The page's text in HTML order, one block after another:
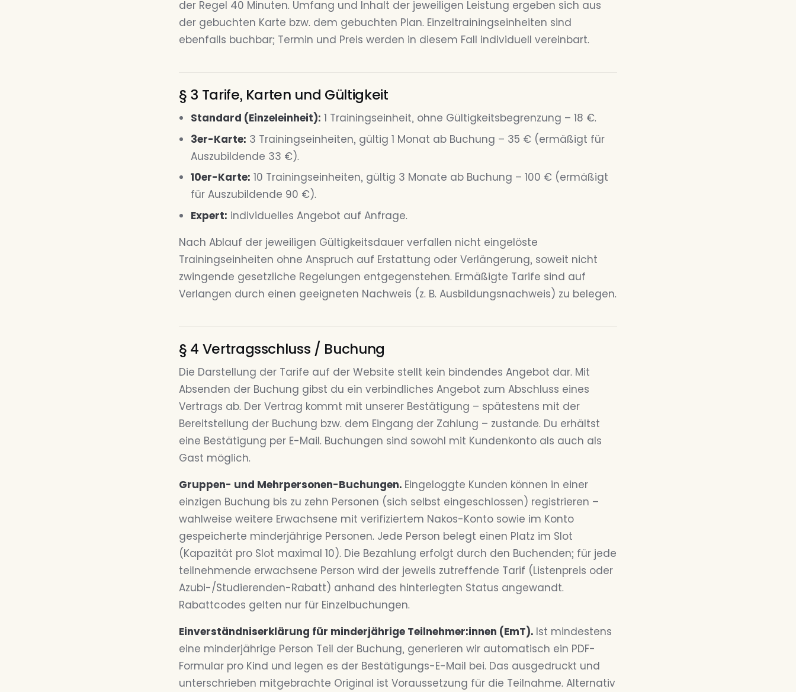
der Regel 40 Minuten. Umfang und Inhalt der jeweiligen Leistung ergeben sich aus
der gebuchten Karte bzw. dem gebuchten Plan. Einzeltrainingseinheiten sind
ebenfalls buchbar; Termin und Preis werden in diesem Fall individuell vereinbart.
§ 3 Tarife, Karten und Gültigkeit
Standard (Einzeleinheit): 1 Trainingseinheit, ohne Gültigkeitsbegrenzung – 18 €.
3er-Karte: 3 Trainingseinheiten, gültig 1 Monat ab Buchung – 35 € (ermäßigt für
Auszubildende 33 €).
10er-Karte: 10 Trainingseinheiten, gültig 3 Monate ab Buchung – 100 € (ermäßigt
für Auszubildende 90 €).
Expert: individuelles Angebot auf Anfrage.
Nach Ablauf der jeweiligen Gültigkeitsdauer verfallen nicht eingelöste
Trainingseinheiten ohne Anspruch auf Erstattung oder Verlängerung, soweit nicht
zwingende gesetzliche Regelungen entgegenstehen. Ermäßigte Tarife sind auf
Verlangen durch einen geeigneten Nachweis (z. B. Ausbildungsnachweis) zu belegen.
§ 4 Vertragsschluss / Buchung
Die Darstellung der Tarife auf der Website stellt kein bindendes Angebot dar. Mit
Absenden der Buchung gibst du ein verbindliches Angebot zum Abschluss eines
Vertrags ab. Der Vertrag kommt mit unserer Bestätigung – spätestens mit der
Bereitstellung der Buchung bzw. dem Eingang der Zahlung – zustande. Du erhältst
eine Bestätigung per E-Mail. Buchungen sind sowohl mit Kundenkonto als auch als
Gast möglich.
Gruppen- und Mehrpersonen-Buchungen. Eingeloggte Kunden können in einer
einzigen Buchung bis zu zehn Personen (sich selbst eingeschlossen) registrieren –
wahlweise weitere Erwachsene mit verifiziertem Nakos-Konto sowie im Konto
gespeicherte minderjährige Personen. Jede Person belegt einen Platz im Slot
(Kapazität pro Slot maximal 10). Die Bezahlung erfolgt durch den Buchenden; für jede
teilnehmende erwachsene Person wird der jeweils zutreffende Tarif (Listenpreis oder
Azubi-/Studierenden-Rabatt) anhand des hinterlegten Status angewandt.
Rabattcodes gelten nur für Einzelbuchungen.
Einverständniserklärung für minderjährige Teilnehmer:innen (EmT). Ist mindestens
eine minderjährige Person Teil der Buchung, generieren wir automatisch ein PDF-
Formular pro Kind und legen es der Bestätigungs-E-Mail bei. Das ausgedruckt und
unterschrieben mitgebrachte Original ist Voraussetzung für die Teilnahme. Alternativ